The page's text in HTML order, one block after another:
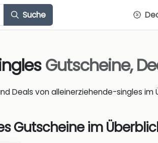
Suche
Gutscheine,
Deals von alleinerziehende-singles im
Gutscheine im